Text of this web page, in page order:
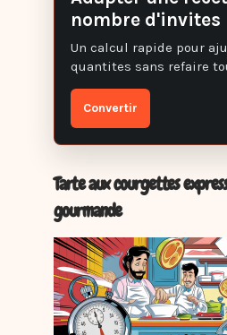
nombre d'invites
Un calcul rapide pour
quantites sans refaire
Convertir
Tarte aux courgettes
gourmande